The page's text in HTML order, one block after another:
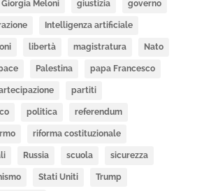
Giorgia Meloni giustizia governo
Intelligenza artificiale
libertà magistratura Nato
Palestina papa Francesco
partiti
politica referendum
riforma costituzionale
Russia scuola sicurezza
Stati Uniti Trump